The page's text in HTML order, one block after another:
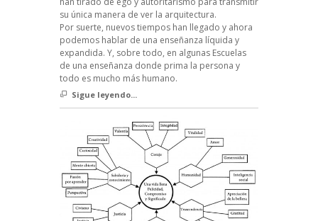
su única manera de ver la arquitectura.
Por suerte, nuevos tiempos han llegado y ahora
podemos hablar de una enseñanza líquida y
expandida. Y, sobre todo, en algunas Escuelas
de una enseñanza donde prima la persona y
todo es mucho más humano.
Sigue leyendo...